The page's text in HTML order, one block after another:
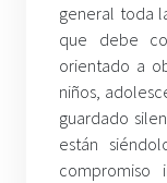
general toda
que debe
orientado a
niños,
guardado
están